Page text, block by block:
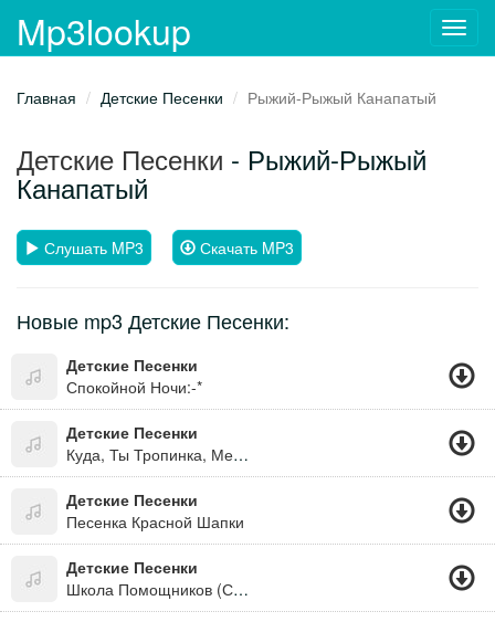
Mp3lookup
Главная Детские Песенки Рыжий-Рыжый Канапатый
Детские Песенки - Рыжий-Рыжый
Канапатый
Слушать MP3 Скачать MP3
Новые mp3 Детские Песенки:
Детские Песенки
Спокойной Ночи:-*
Детские Песенки
Куда, Ты Тропинка, Меня Привела ?
Детские Песенки
Песенка Красной Шапки
Детские Песенки
Школа Помощников (Сто Улыбок)